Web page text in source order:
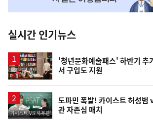
뉴
스
실시간 인기뉴스
'청년문화예술패스' 하반기
서 구입도 지원
영
상
도파민 폭발! 카이스트 허성범
관 자존심 매치